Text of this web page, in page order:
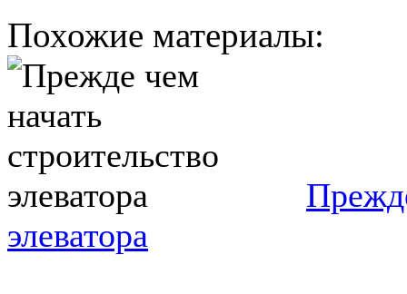
Похожие материалы:
элеватора